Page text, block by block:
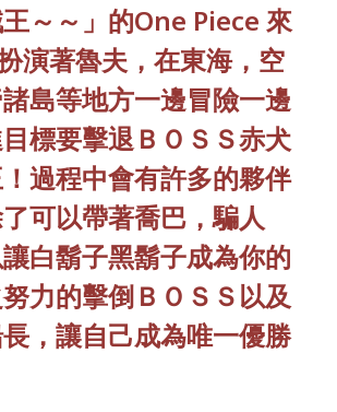
～～」的One Piece 來
演著魯夫，在東海，空
島等地方一邊冒險一邊
標要擊退ＢＯＳＳ赤犬
過程中會有許多的夥伴
可以帶著喬巴，騙人
白鬍子黑鬍子成為你的
力的擊倒ＢＯＳＳ以及
，讓自己成為唯一優勝